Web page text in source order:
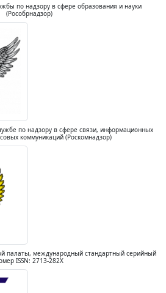
по надзору в сфере образования и науки
(Рособрнадзор)
по надзору в сфере связи, информационных
коммуникаций (Роскомнадзор)
палаты, международный стандартный серийный
ISSN: 2713-282X